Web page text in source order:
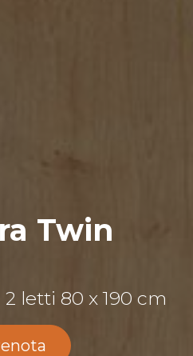
Twin
letti 80 x 190 cm